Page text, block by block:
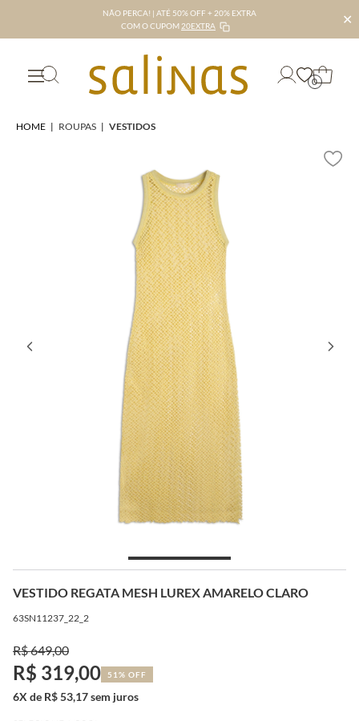
NÃO PERCA! | ATÉ 50% OFF + 20% EXTRA
COM O CUPOM 20EXTRA ✕
0
HOME | ROUPAS | VESTIDOS
VESTIDO REGATA MESH LUREX AMARELO CLARO
63SN11237_22_2
R$ 649,00
R$ 319,00 51% OFF
6X de R$ 53,17 sem juros